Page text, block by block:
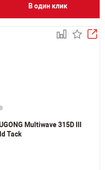
В один клик
Multiwave 315D III
Tack